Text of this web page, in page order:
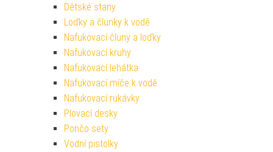
Dětské stany
Loďky a člunky k vodě
Nafukovací čluny a loďky
Nafukovací kruhy
Nafukovací lehátka
Nafukovací míče k vodě
Nafukovací rukávky
Plovací desky
Pončo sety
Vodní pistolky